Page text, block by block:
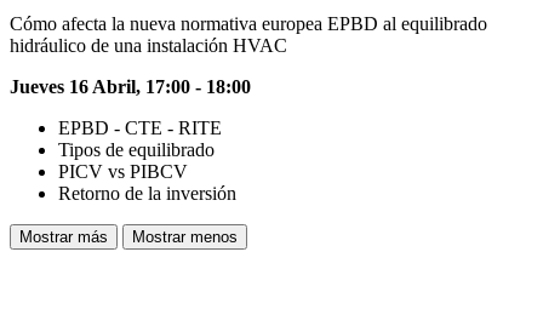
Cómo afecta la nueva normativa europea EPBD al equilibrado
hidráulico de una instalación HVAC
Jueves 16 Abril, 17:00 - 18:00
EPBD - CTE - RITE
Tipos de equilibrado
PICV vs PIBCV
Retorno de la inversión
Mostrar más Mostrar menos